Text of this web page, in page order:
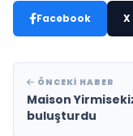
Facebook
ÖNCEKI HABER
Maison
buluşturdu